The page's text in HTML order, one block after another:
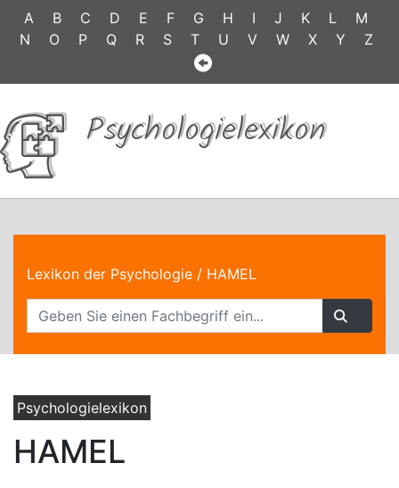
A B C D E F G H I J K L
M
N
O P Q R S T U V W X Y Z
Psychologielexikon
Lexikon der Psychologie / HAMEL
Psychologielexikon
HAMEL